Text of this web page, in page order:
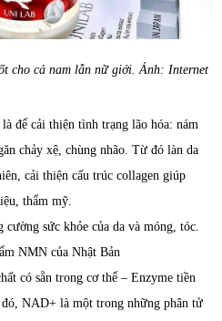
cho cả nam lẫn nữ giới. Ảnh: Internet
để cải thiện tình trạng lão hóa: nám
chảy xệ, chùng nhão. Từ đó làn da
cải thiện cấu trúc collagen giúp
thẩm mỹ.
sức khỏe của da và móng, tóc.
NMN của Nhật Bản
có sẵn trong cơ thể – Enzyme tiền
NAD+ là một trong những phân tử